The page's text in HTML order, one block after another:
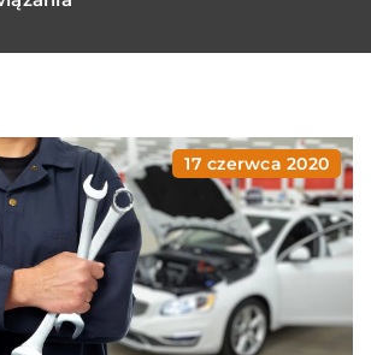
17 czerwca 2020